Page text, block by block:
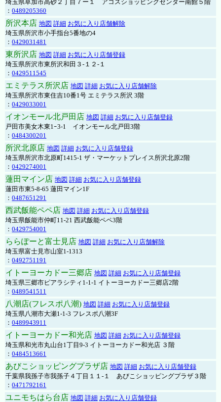
埼玉県草加市高砂２丁目７ー１ アコスショッピングセンター南館５階
： 0489205360
所沢本店 地図 詳細 お気に入り店舗解除
埼玉県所沢市小手指台5番地の4
： 0429031481
東所沢店 地図 詳細 お気に入り店舗登録
埼玉県所沢市東所沢和田３-１２-１
： 0429511545
エミテラス所沢店 地図 詳細 お気に入り店舗解除
埼玉県所沢市東住吉10番1号 エミテラス所沢 3階
： 0429033001
イオンモール北戸田店 地図 詳細 お気に入り店舗登録
戸田市美女木東1ｰ3‐1 イオンモール北戸田3階
： 0484300201
所沢北原店 地図 詳細 お気に入り店舗登録
埼玉県所沢市北原町1415-1 ザ・マーケットプレイス所沢北原2階
： 0429274001
蓮田マイン店 地図 詳細 お気に入り店舗登録
蓮田市東5-8-65 蓮田マイン1F
： 0487651291
西武飯能ペペ店 地図 詳細 お気に入り店舗登録
埼玉県飯能市仲町11-21 西武飯能ペペ3階
： 0429754001
ららぽーと富士見店 地図 詳細 お気に入り店舗解除
埼玉県富士見市山室1-1313
： 0492751191
イトーヨーカドー三郷店 地図 詳細 お気に入り店舗登録
埼玉県三郷市ピアラシティ1-1-1 イトーヨーカドー三郷店2階
： 0489541511
八潮店(フレスポ八潮) 地図 詳細 お気に入り店舗登録
埼玉県八潮市大瀬1-1-3 フレスポ八潮3F
： 0489943911
イトーヨーカドー和光店 地図 詳細 お気に入り店舗登録
埼玉県和光市丸山台1丁目9-3 イトーヨーカドー和光店 ３階
： 0484513661
あびこショッピングプラザ店 地図 詳細 お気に入り店舗登録
千葉県我孫子市我孫子４丁目１１-１ あびこショッピングプラザ３階
： 0471792161
ユニモちはら台店 地図 詳細 お気に入り店舗登録